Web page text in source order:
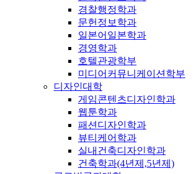
경찰행정학과
문헌정보학과
일본어일본학과
경영학과
호텔관광학부
미디어커뮤니케이션학부
디자인대학
게임콘텐츠디자인학과
웹툰학과
패션디자인학과
뷰티케어학과
실내건축디자인학과
건축학과(4년제,5년제)